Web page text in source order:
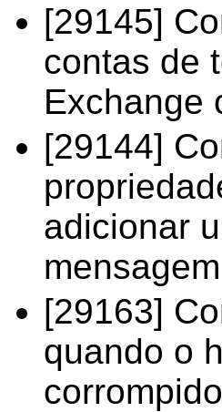
[29145]
contas de
Exchange
[29144]
adicionar
mensagem
[29163]
quando o
corrompido